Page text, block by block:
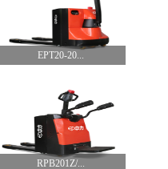
EPT20-20...
RPB201Z/...